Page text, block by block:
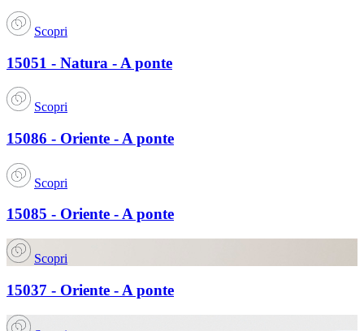
Scopri
15051 - Natura - A ponte
Scopri
15086 - Oriente - A ponte
Scopri
15085 - Oriente - A ponte
Scopri
15037 - Oriente - A ponte